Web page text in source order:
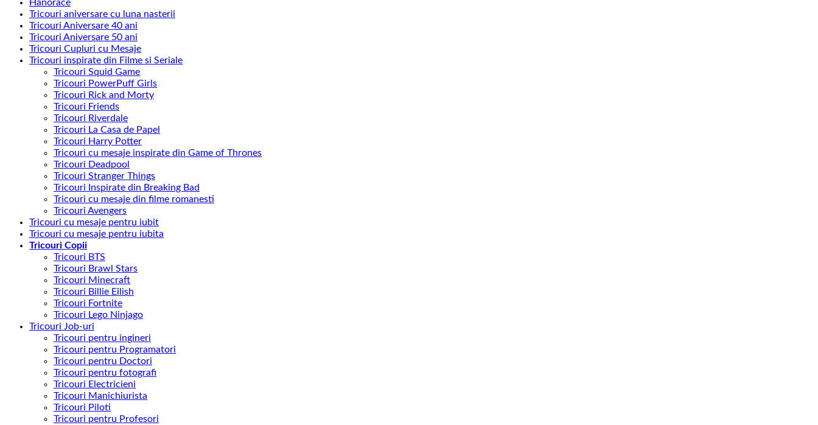
Hanorace
Tricouri aniversare cu luna nasterii
Tricouri Aniversare 40 ani
Tricouri Aniversare 50 ani
Tricouri Cupluri cu Mesaje
Tricouri inspirate din Filme si Seriale
Tricouri Squid Game
Tricouri PowerPuff Girls
Tricouri Rick and Morty
Tricouri Friends
Tricouri Riverdale
Tricouri La Casa de Papel
Tricouri Harry Potter
Tricouri cu mesaje inspirate din Game of Thrones
Tricouri Deadpool
Tricouri Stranger Things
Tricouri Inspirate din Breaking Bad
Tricouri cu mesaje din filme romanesti
Tricouri Avengers
Tricouri cu mesaje pentru iubit
Tricouri cu mesaje pentru iubita
Tricouri Copii
Tricouri BTS
Tricouri Brawl Stars
Tricouri Minecraft
Tricouri Billie Eilish
Tricouri Fortnite
Tricouri Lego Ninjago
Tricouri Job-uri
Tricouri pentru ingineri
Tricouri pentru Programatori
Tricouri pentru Doctori
Tricouri pentru fotografi
Tricouri Electricieni
Tricouri Manichiurista
Tricouri Piloti
Tricouri pentru Profesori